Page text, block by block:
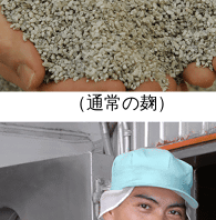
（通常の麹）